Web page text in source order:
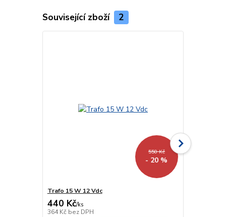
Související zboží 2
550 Kč
- 20 %
Trafo 15 W 12 Vdc
440 Kč/ks
364 Kč bez DPH